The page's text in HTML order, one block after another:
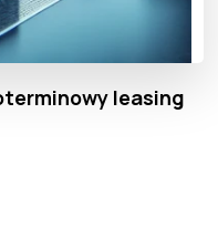
leasing